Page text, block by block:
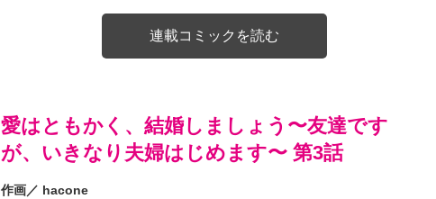
連載コミックを読む
愛はともかく、結婚しましょう〜友達です
が、いきなり夫婦はじめます〜 第3話
作画／ hacone